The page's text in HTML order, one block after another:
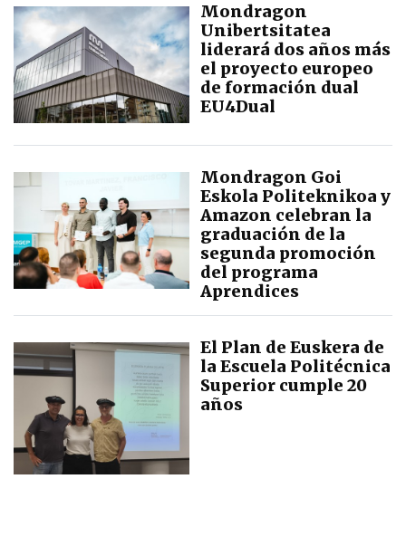
Mondragon
Unibertsitatea
liderará dos años más
el proyecto europeo
de formación dual
EU4Dual
Mondragon Goi
Eskola Politeknikoa y
Amazon celebran la
graduación de la
segunda promoción
del programa
Aprendices
El Plan de Euskera de
la Escuela Politécnica
Superior cumple 20
años